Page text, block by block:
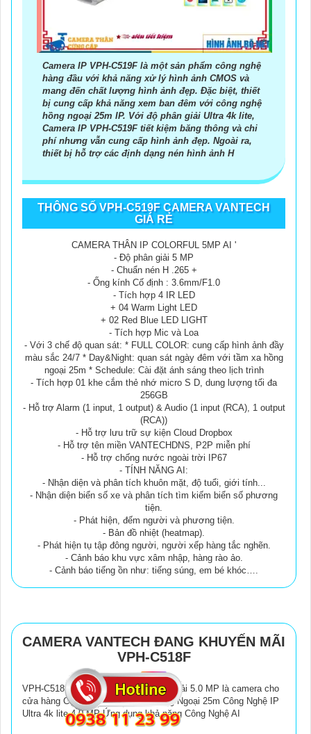
Camera IP VPH-C519F là một sản phẩm công nghệ
hàng đầu với khả năng xử lý hình ảnh CMOS và
mang đến chất lượng hình ảnh đẹp. Đặc biệt, thiết
bị cung cấp khả năng xem ban đêm với công nghệ
hồng ngoại 25m IP. Với độ phân giải Ultra 4k lite,
Camera IP VPH-C519F tiết kiệm băng thông và chi
phí nhưng vẫn cung cấp hình ảnh đẹp. Ngoài ra,
thiết bị hỗ trợ các định dạng nén hình ảnh H
THÔNG SỐ VPH-C519F CAMERA VANTECH
GIÁ RẺ
CAMERA THÂN IP COLORFUL 5MP AI '
- Độ phân giải 5 MP
- Chuẩn nén H .265 +
- Ống kính Cố định : 3.6mm/F1.0
- Tích hợp 4 IR LED
+ 04 Warm Light LED
+ 02 Red Blue LED LIGHT
- Tích hợp Mic và Loa
- Với 3 chế độ quan sát: * FULL COLOR: cung cấp hình ảnh đầy
màu sắc 24/7 * Day&Night: quan sát ngày đêm với tầm xa hồng
ngoại 25m * Schedule: Cài đặt ánh sáng theo lịch trình
- Tích hợp 01 khe cắm thẻ nhớ micro S D, dung lượng tối đa
256GB
- Hỗ trợ Alarm (1 input, 1 output) & Audio (1 input (RCA), 1 output
(RCA))
- Hỗ trợ lưu trữ sự kiện Cloud Dropbox
- Hỗ trợ tên miền VANTECHDNS, P2P miễn phí
- Hỗ trợ chống nước ngoài trời IP67
- TÍNH NĂNG AI:
- Nhận diện và phân tích khuôn mặt, độ tuổi, giới tính...
- Nhận diện biển số xe và phân tích tìm kiếm biển số phương
tiện.
- Phát hiện, đếm người và phương tiện.
- Bản đồ nhiệt (heatmap).
- Phát hiện tụ tập đông người, người xếp hàng tắc nghẽn.
- Cảnh báo khu vực xâm nhập, hàng rào ảo.
- Cảnh báo tiếng ồn như: tiếng súng, em bé khóc….
CAMERA VANTECH ĐANG KHUYẾN MÃI
VPH-C518F
VPH-C518F Hãng VanTech Độ Phân Giải 5.0 MP là camera cho
cửa hàng Công nghệ thiếu sáng Hồng Ngoại 25m Công Nghệ IP
Ultra 4k lite 4.0 MP Ứng dụng khả năng Công Nghệ AI